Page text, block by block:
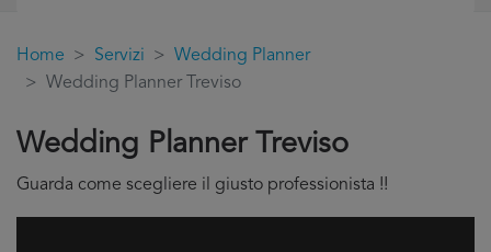
Home Servizi
Wedding Planner
Wedding Planner Treviso
Wedding Planner Treviso
Guarda come scegliere il giusto professionista !!